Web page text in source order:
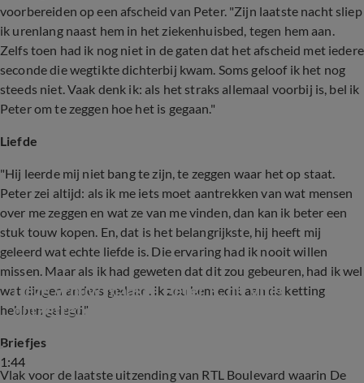
voorbereiden op een afscheid van Peter. "Zijn laatste nacht sliep
ik urenlang naast hem in het ziekenhuisbed, tegen hem aan.
Zelfs toen had ik nog niet in de gaten dat het afscheid met iedere
seconde die wegtikte dichterbij kwam. Soms geloof ik het nog
steeds niet. Vaak denk ik: als het straks allemaal voorbij is, bel ik
Peter om te zeggen hoe het is gegaan."
Liefde
"Hij leerde mij niet bang te zijn, te zeggen waar het op staat.
Peter zei altijd: als ik me iets moet aantrekken van wat mensen
over me zeggen en wat ze van me vinden, dan kan ik beter een
stuk touw kopen. En, dat is het belangrijkste, hij heeft mij
geleerd wat echte liefde is. Die ervaring had ik nooit willen
missen. Maar als ik had geweten dat dit zou gebeuren, had ik wel
wat dingen anders gedaan. Ik zou hem echt aan de ketting
hebben gelegd."
1:44
Deze vrouw maakte Peter R. de Vries
ontzettend gelukkig
Briefjes
Vlak voor de laatste uitzending van RTL Boulevard waarin De